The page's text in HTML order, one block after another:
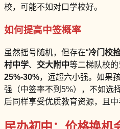
校，可能不如对口学校好。
如何提高中签概率
虽然摇号随机，但存在“冷门校
村中学、 交大附中等二梯队校
25%-30%，远超六小强。如果
强（中签率不到5%），不如选
后同样享受优质教育资源，且